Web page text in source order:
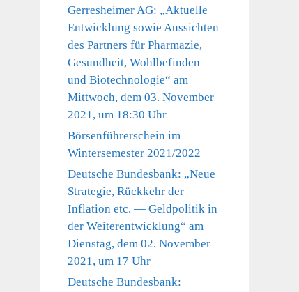
Gerresheimer AG: „Aktuelle
Entwicklung sowie Aussichten
des Partners für Pharmazie,
Gesundheit, Wohlbefinden
und Biotechnologie“ am
Mittwoch, dem 03. November
2021, um 18:30 Uhr
Börsenführerschein im
Wintersemester 2021/2022
Deutsche Bundesbank: „Neue
Strategie, Rückkehr der
Inflation etc. — Geldpolitik in
der Weiterentwicklung“ am
Dienstag, dem 02. November
2021, um 17 Uhr
Deutsche Bundesbank: